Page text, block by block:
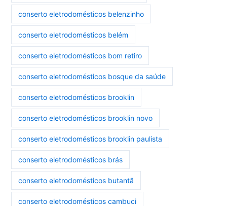
conserto eletrodomésticos belenzinho
conserto eletrodomésticos belém
conserto eletrodomésticos bom retiro
conserto eletrodomésticos bosque da saúde
conserto eletrodomésticos brooklin
conserto eletrodomésticos brooklin novo
conserto eletrodomésticos brooklin paulista
conserto eletrodomésticos brás
conserto eletrodomésticos butantã
conserto eletrodomésticos cambuci